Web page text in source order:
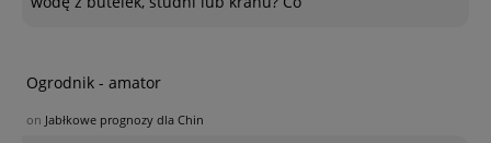
Ogrodnik - amator
on Jabłkowe prognozy dla Chin